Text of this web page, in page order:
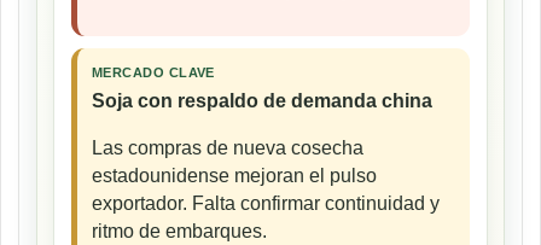
MERCADO CLAVE
Soja con respaldo de demanda china
Las compras de nueva cosecha
estadounidense mejoran el pulso
exportador. Falta confirmar continuidad y
ritmo de embarques.